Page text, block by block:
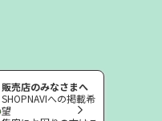
販売店のみなさまへ
SHOPNAVIへの掲載希
望